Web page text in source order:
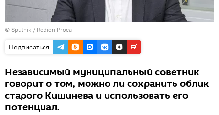
© Sputnik / Rodion Proca
Подписаться
Независимый муниципальный советник
говорит о том, можно ли сохранить облик
старого Кишинева и использовать его
потенциал.